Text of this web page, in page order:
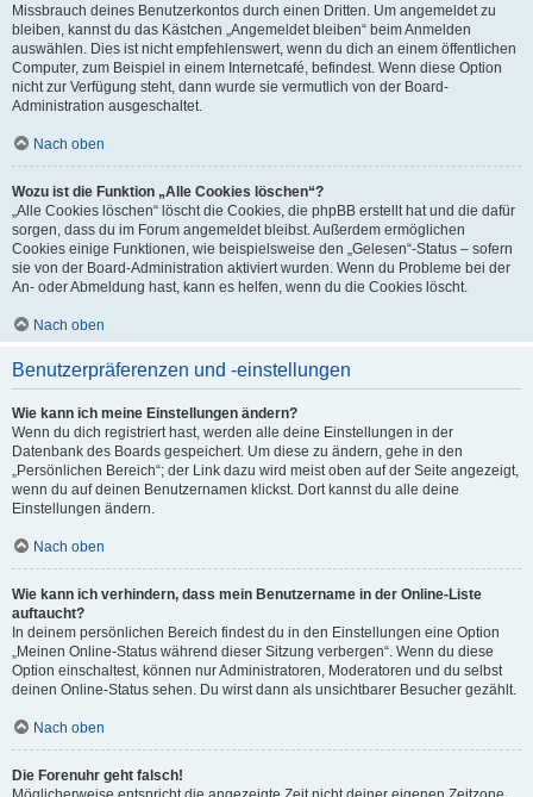
Missbrauch deines Benutzerkontos durch einen Dritten. Um angemeldet zu
bleiben, kannst du das Kästchen „Angemeldet bleiben“ beim Anmelden
auswählen. Dies ist nicht empfehlenswert, wenn du dich an einem öffentlichen
Computer, zum Beispiel in einem Internetcafé, befindest. Wenn diese Option
nicht zur Verfügung steht, dann wurde sie vermutlich von der Board-
Administration ausgeschaltet.
Nach oben
Wozu ist die Funktion „Alle Cookies löschen“?
„Alle Cookies löschen“ löscht die Cookies, die phpBB erstellt hat und die dafür
sorgen, dass du im Forum angemeldet bleibst. Außerdem ermöglichen
Cookies einige Funktionen, wie beispielsweise den „Gelesen“-Status – sofern
sie von der Board-Administration aktiviert wurden. Wenn du Probleme bei der
An- oder Abmeldung hast, kann es helfen, wenn du die Cookies löscht.
Nach oben
Benutzerpräferenzen und -einstellungen
Wie kann ich meine Einstellungen ändern?
Wenn du dich registriert hast, werden alle deine Einstellungen in der
Datenbank des Boards gespeichert. Um diese zu ändern, gehe in den
„Persönlichen Bereich“; der Link dazu wird meist oben auf der Seite angezeigt,
wenn du auf deinen Benutzernamen klickst. Dort kannst du alle deine
Einstellungen ändern.
Nach oben
Wie kann ich verhindern, dass mein Benutzername in der Online-Liste
auftaucht?
In deinem persönlichen Bereich findest du in den Einstellungen eine Option
„Meinen Online-Status während dieser Sitzung verbergen“. Wenn du diese
Option einschaltest, können nur Administratoren, Moderatoren und du selbst
deinen Online-Status sehen. Du wirst dann als unsichtbarer Besucher gezählt.
Nach oben
Die Forenuhr geht falsch!